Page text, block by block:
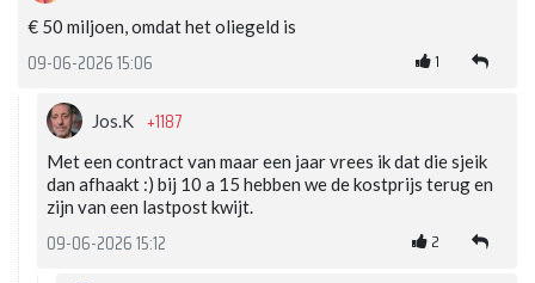
€ 50 miljoen, omdat het oliegeld is
09-06-2026 15:06 1
Jos.K +1187
Met een contract van maar een jaar vrees ik dat die sjeik
dan afhaakt :) bij 10 a 15 hebben we de kostprijs terug en
zijn van een lastpost kwijt.
09-06-2026 15:12 2